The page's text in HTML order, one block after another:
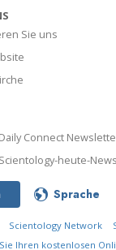
Sie uns
Connect
heute-
Sprache
Scientology Network
Ihren kostenlosen